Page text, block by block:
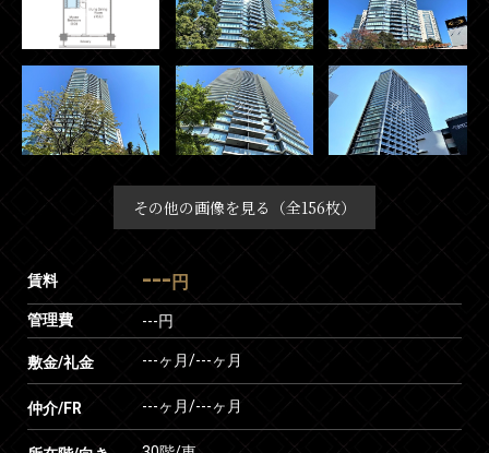
その他の画像を見る（全156枚）
賃料 --- 円
管理費 ---円
敷金/礼金 ---ヶ月/---ヶ月
仲介/FR ---ヶ月/---ヶ月